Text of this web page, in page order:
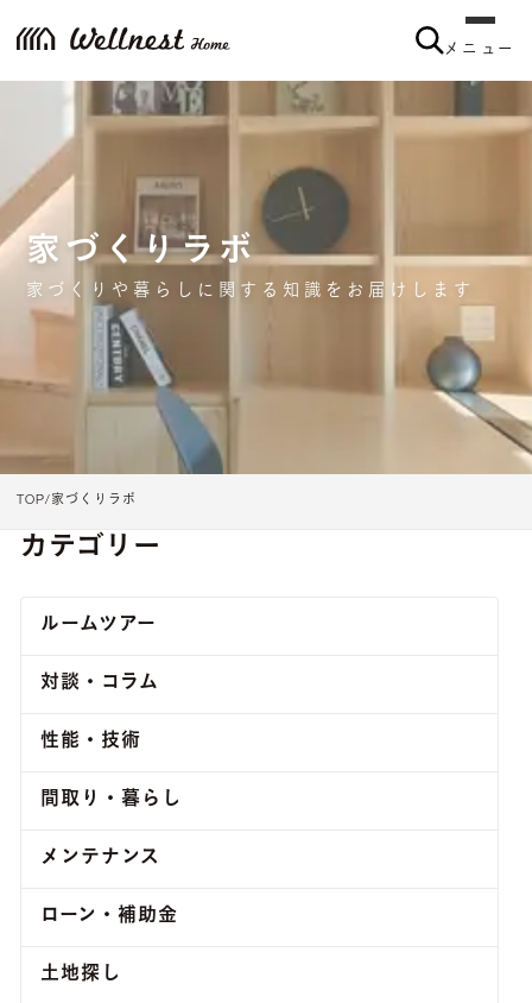
メニュー
家づくりラボ
家づくりや暮らしに関する知識をお届けします
TOP 家づくりラボ
カテゴリー
ルームツアー
対談・コラム
性能・技術
間取り・暮らし
メンテナンス
ローン・補助金
土地探し